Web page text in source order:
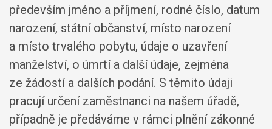
především jméno a příjmení, rodné číslo, datum
narození, státní občanství, místo narození
a místo trvalého pobytu, údaje o uzavření
manželství, o úmrtí a další údaje, zejména
ze žádostí a dalších podání. S těmito údaji
pracují určení zaměstnanci na našem úřadě,
případně je předáváme v rámci plnění zákonné